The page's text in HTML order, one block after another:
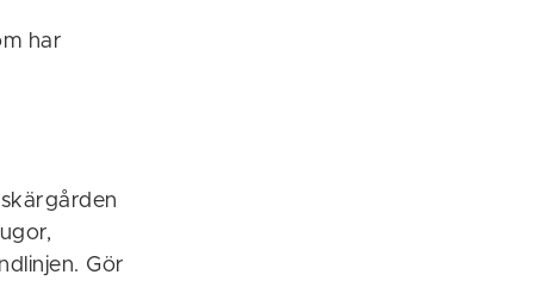
har
Gör